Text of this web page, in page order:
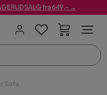
fra 649,- →
Sofa